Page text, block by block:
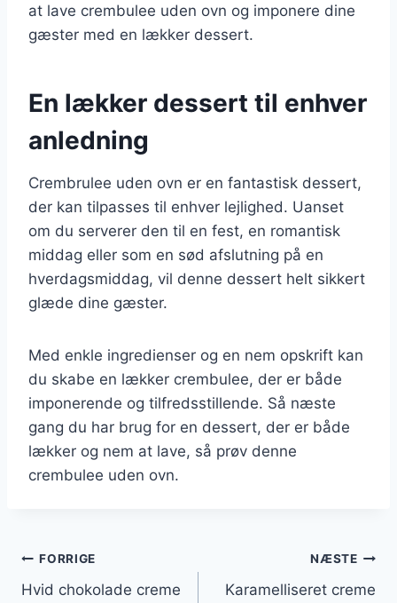
at lave crembulee uden ovn og imponere dine
gæster med en lækker dessert.
En lækker dessert til enhver
anledning
Crembrulee uden ovn er en fantastisk dessert,
der kan tilpasses til enhver lejlighed. Uanset
om du serverer den til en fest, en romantisk
middag eller som en sød afslutning på en
hverdagsmiddag, vil denne dessert helt sikkert
glæde dine gæster.
Med enkle ingredienser og en nem opskrift kan
du skabe en lækker crembulee, der er både
imponerende og tilfredsstillende. Så næste
gang du har brug for en dessert, der er både
lækker og nem at lave, så prøv denne
crembulee uden ovn.
Indlægsnavigation
FORRIGE
Hvid chokolade creme
NÆSTE
Karamelliseret creme